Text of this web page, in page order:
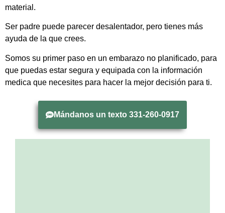
material.
Ser padre puede parecer desalentador, pero tienes más
ayuda de la que crees.
Somos su primer paso en un embarazo no planificado, para
que puedas estar segura y equipada con la información
medica que necesites para hacer la mejor decisión para ti.
Mándanos un texto 331-260-0917